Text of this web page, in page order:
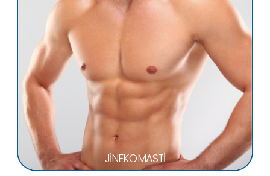
JİNEKOMASTİ